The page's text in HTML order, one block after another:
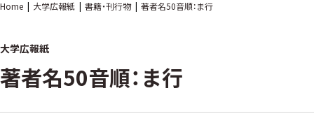
Home 大学広報紙 書籍・刊行物 著者名50音順：ま行
大学広報紙
著者名50音順：ま行